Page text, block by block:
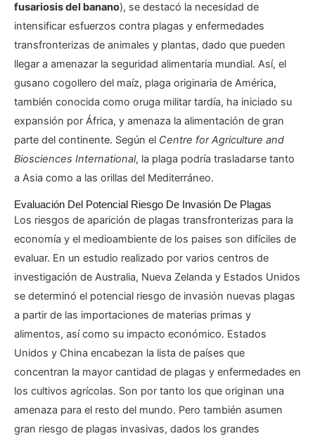
fusariosis del banano), se destacó la necesidad de
intensificar esfuerzos contra plagas y enfermedades
transfronterizas de animales y plantas, dado que pueden
llegar a amenazar la seguridad alimentaria mundial. Así, el
gusano cogollero del maíz, plaga originaria de América,
también conocida como oruga militar tardía, ha iniciado su
expansión por África, y amenaza la alimentación de gran
parte del continente. Según el Centre for Agriculture and
Biosciences International, la plaga podría trasladarse tanto
a Asia como a las orillas del Mediterráneo.
Evaluación Del Potencial Riesgo De Invasión De Plagas
Los riesgos de aparición de plagas transfronterizas para la
economía y el medioambiente de los paises son difíciles de
evaluar. En un estudio realizado por varios centros de
investigación de Australia, Nueva Zelanda y Estados Unidos
se determinó el potencial riesgo de invasión nuevas plagas
a partir de las importaciones de materias primas y
alimentos, así como su impacto económico. Estados
Unidos y China encabezan la lista de países que
concentran la mayor cantidad de plagas y enfermedades en
los cultivos agrícolas. Son por tanto los que originan una
amenaza para el resto del mundo. Pero también asumen
gran riesgo de plagas invasivas, dados los grandes